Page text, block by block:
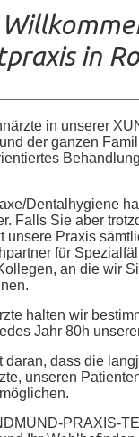
in
in unserer
der ganzen
Dentalhygiene
Falls Sie aber
unsere Praxis
für
an die wir
halten wir
Jahr 80h
daran, dass die
unseren
PRAXIS-